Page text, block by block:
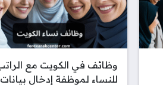
وظائف في الكويت مع
للنساء لموظفة إدخال